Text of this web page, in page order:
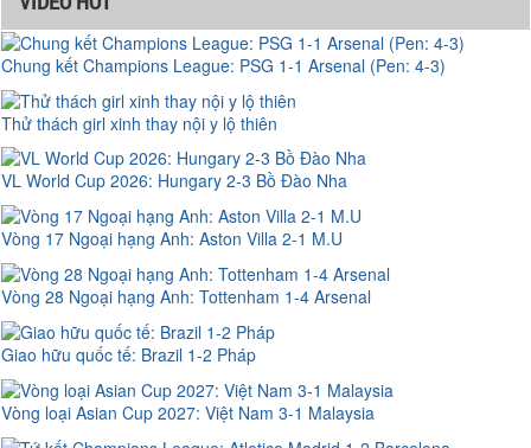
Chung kết Champions League: PSG 1-1 Arsenal (Pen: 4-3)
Thử thách girl xinh thay nội y lộ thiên
VL World Cup 2026: Hungary 2-3 Bồ Đào Nha
Vòng 17 Ngoại hạng Anh: Aston Villa 2-1 M.U
Vòng 28 Ngoại hạng Anh: Tottenham 1-4 Arsenal
Giao hữu quốc tế: Brazil 1-2 Pháp
Vòng loại Asian Cup 2027: Việt Nam 3-1 Malaysia